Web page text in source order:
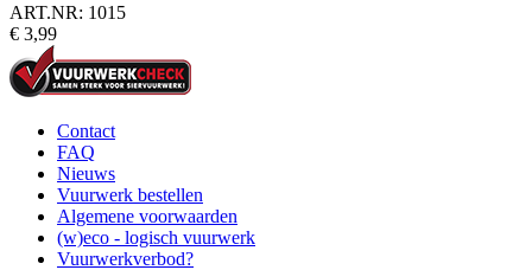
ART.NR: 1015
€ 3,99
Contact
FAQ
Nieuws
Vuurwerk bestellen
Algemene voorwaarden
(w)eco - logisch vuurwerk
Vuurwerkverbod?